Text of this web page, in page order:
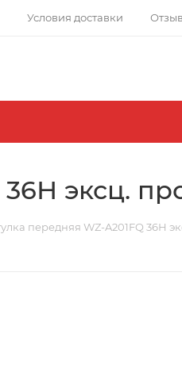
Условия доставки
36Н эксц.
передняя WZ-A201FQ 36Н